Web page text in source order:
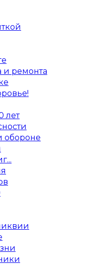
и ремонта
лет
обороне